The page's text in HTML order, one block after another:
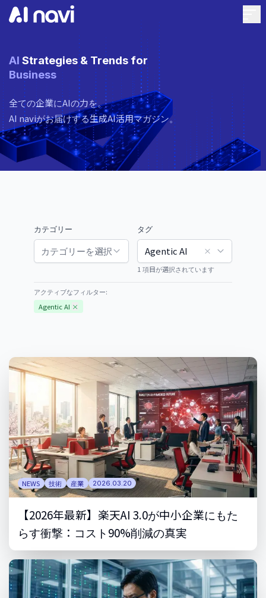
AI
Strategies & Trends for
Business
全ての企業にAIの力を。
AI naviがお届けする生成AI活用マガジン。
カテゴリー
カテゴリーを選択
タグ
Agentic AI ×
1項目が選択されています
アクティブなフィルター:
Agentic AI ×
NEWS 技術 産業 2026.03.20
【2026年最新】楽天AI 3.0が中小企業にもた
らす衝撃：コスト90%削減の真実